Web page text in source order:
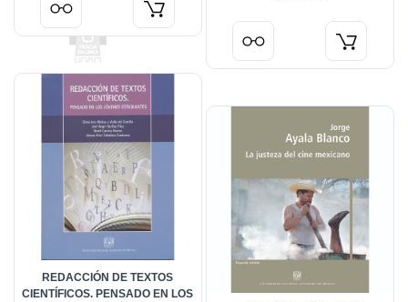
REDACCIÓN DE TEXTOS
CIENTÍFICOS. PENSADO EN LOS